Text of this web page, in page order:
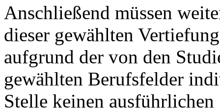
Anschließend müssen
dieser gewählten
aufgrund der von den
gewählten Berufsfelder
Stelle keinen